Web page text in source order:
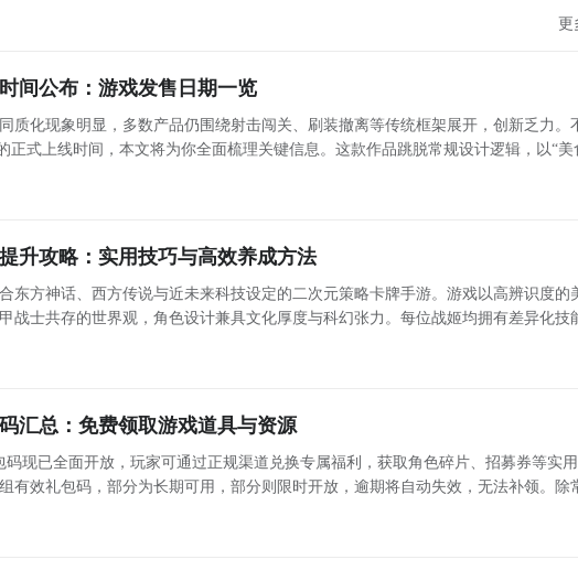
更
间公布：游戏发售日期一览
质化现象明显，多数产品仍围绕射击闯关、刷装撤离等传统框架展开，创新乏力。
正式上线时间，本文将为你全面梳理关键信息。这款作品跳脱常规设计逻辑，以“美
升攻略：实用技巧与高效养成方法
东方神话、西方传说与近未来科技设定的二次元策略卡牌手游。游戏以高辨识度的
战士共存的世界观，角色设计兼具文化厚度与科幻张力。每位战姬均拥有差异化技
汇总：免费领取游戏道具与资源
码现已全面开放，玩家可通过正规渠道兑换专属福利，获取角色碎片、招募券等实
有效礼包码，部分为长期可用，部分则限时开放，逾期将自动失效，无法补领。除